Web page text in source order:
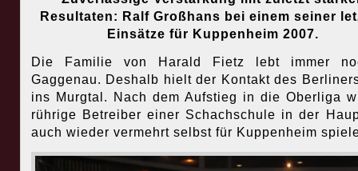
Resultaten: Ralf Großhans bei einem seiner
Einsätze für Kuppenheim 2007.
Die Familie von Harald Fietz lebt immer
Gaggenau. Deshalb hielt der Kontakt des
ins Murgtal. Nach dem Aufstieg in die Oberliga
rührige Betreiber einer Schachschule in der
auch wieder vermehrt selbst für Kuppenheim